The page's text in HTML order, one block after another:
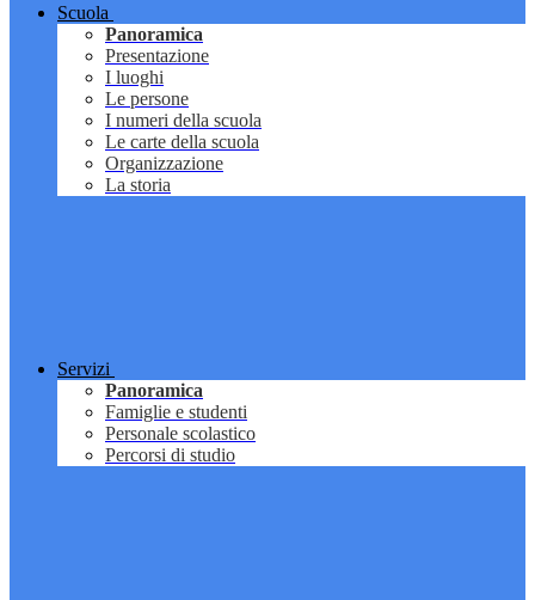
Scuola
Panoramica
Presentazione
I luoghi
Le persone
I numeri della scuola
Le carte della scuola
Organizzazione
La storia
Servizi
Panoramica
Famiglie e studenti
Personale scolastico
Percorsi di studio